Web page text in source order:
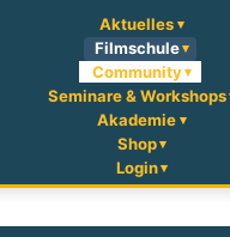
Aktuelles
Filmschule
Community
Seminare & Workshops
Akademie
Shop
Login